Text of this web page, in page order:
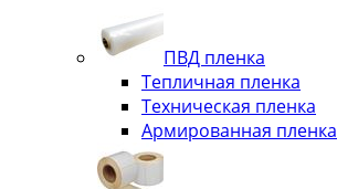
ПВД пленка
Тепличная пленка
Техническая пленка
Армированная пленка